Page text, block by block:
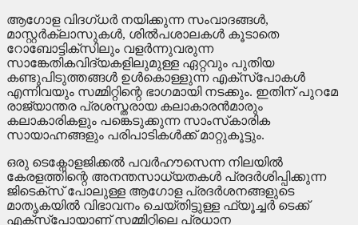
ആഗോള വിദഗ്ധര്‍ നയിക്കുന്ന സംവാദങ്ങള്‍,
മാസ്റ്റര്‍ക്ലാസുകള്‍, ശില്‍പശാലകള്‍ കൂടാതെ
റോബോട്ടിക്സിലും വളര്‍ന്നുവരുന്ന
സാങ്കേതികവിദ്യകളിലുമുള്ള ഏറ്റവും പുതിയ
കണ്ടുപിടുത്തങ്ങള്‍ ഉള്‍കൊള്ളുന്ന എക്സ്പോകള്‍
എന്നിവയും സമ്മിറ്റിന്റെ ഭാഗമായി നടക്കും. ഇതിന് പുറമേ
രാജ്യാന്തര പ്രശസ്തരായ കലാകാരന്‍മാരും
കലാകാരികളും പങ്കെടുക്കുന്ന സാംസ്‌കാരിക
സായാഹ്നങ്ങളും പരിപാടികള്‍ക്ക് മാറ്റുകൂട്ടും.
ഒരു ടെക്നോളജിക്കല്‍ പവര്‍ഹൗസെന്ന നിലയില്‍
കേരളത്തിന്റെ അനന്തസാധ്യതകള്‍ പ്രദര്‍ശിപ്പിക്കുന്ന
ജിടെക്സ് പോലുള്ള ആഗോള പ്രദര്‍ശനങ്ങളുടെ
മാതൃകയില്‍ വിഭാവനം ചെയ്തിട്ടുള്ള ഫ്യൂച്ചര്‍ ടെക്ക്
എക്സ്പോയാണ് സമ്മിറ്റിലെ പ്രധാന